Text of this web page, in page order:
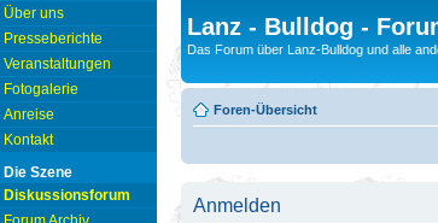
Über uns
Presseberichte
Veranstaltungen
Fotogalerie
Anreise
Kontakt
Die Szene
Diskussionsforum
Lanz - Bulldog -
Das Forum über Lanz-Bulldog und alle
Foren-Übersicht
Anmelden